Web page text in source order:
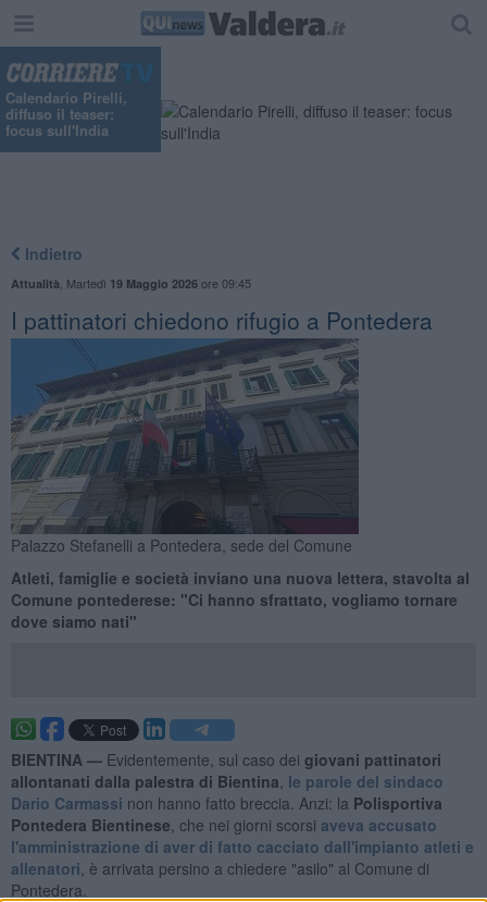
Calendario Pirelli,
diffuso il teaser:
focus sull'India
Indietro
Attualità Martedì 19 Maggio 2026ore 09:45
I pattinatori chiedono rifugio a Pontedera
Palazzo Stefanelli a Pontedera, sede del Comune
Atleti, famiglie e società inviano una nuova lettera, stavolta al
Comune pontederese: "Ci hanno sfrattato, vogliamo tornare
dove siamo nati"
BIENTINA — Evidentemente, sul caso dei giovani pattinatori
allontanati dalla palestra di Bientina le parole del sindaco
Dario Carmassi non hanno fatto breccia. Anzi: la Polisportiva
Pontedera Bientinese , che nei giorni scorsi aveva accusato
l'amministrazione di aver di fatto cacciato dall'impianto atleti e
allenatori , è arrivata persino a chiedere "asilo" al Comune di
Pontedera.